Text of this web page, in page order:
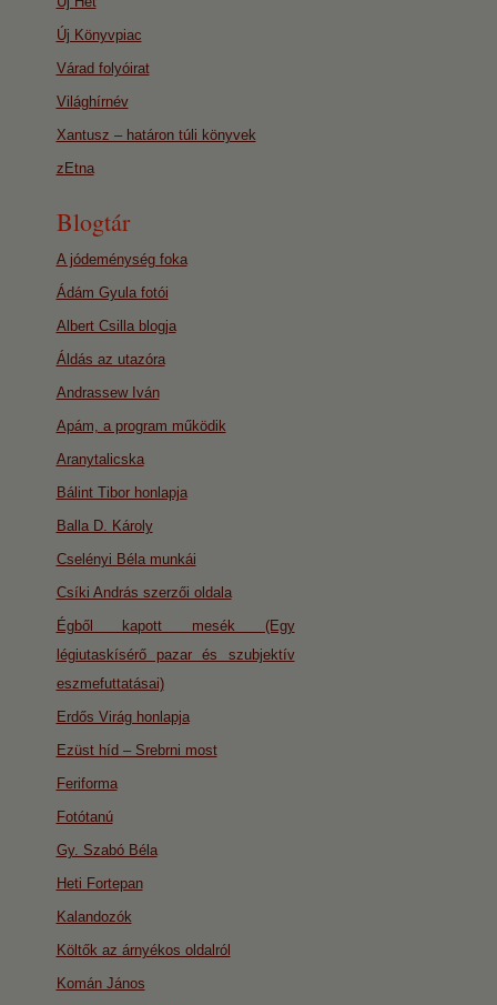
Új Könyvpiac
Várad folyóirat
Világhírnév
Xantusz – határon túli könyvek
zEtna
Blogtár
A jódeménység foka
Ádám Gyula fotói
Albert Csilla blogja
Áldás az utazóra
Andrassew Iván
Apám, a program működik
Aranytalicska
Bálint Tibor honlapja
Balla D. Károly
Cselényi Béla munkái
Csíki András szerzői oldala
Égből kapott mesék (Egy
légiutaskísérő pazar és szubjektív
eszmefuttatásai)
Erdős Virág honlapja
Ezüst híd – Srebrni most
Feriforma
Fotótanú
Gy. Szabó Béla
Heti Fortepan
Kalandozók
Költők az árnyékos oldalról
Komán János